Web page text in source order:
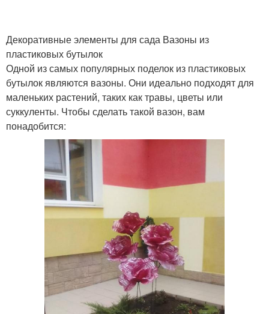
Декоративные элементы для сада Вазоны из
пластиковых бутылок
Одной из самых популярных поделок из пластиковых
бутылок являются вазоны. Они идеально подходят для
маленьких растений, таких как травы, цветы или
суккуленты. Чтобы сделать такой вазон, вам
понадобится: